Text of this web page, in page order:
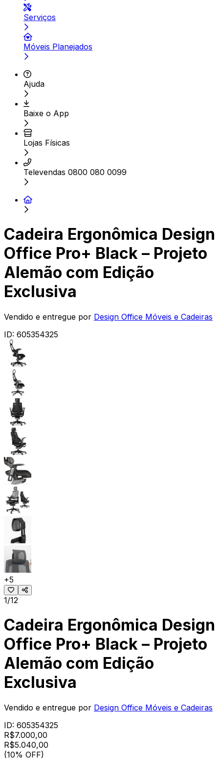
Serviços
Móveis Planejados
Ajuda
Baixe o App
Lojas Físicas
Televendas 0800 080 0099
Cadeira Ergonômica Design
Office Pro+ Black – Projeto
Alemão com Edição
Exclusiva
Vendido e entregue por Design Office Móveis e Cadeiras
ID: 605354325
+5
1/12
Cadeira Ergonômica Design
Office Pro+ Black – Projeto
Alemão com Edição
Exclusiva
Vendido e entregue por Design Office Móveis e Cadeiras
ID: 605354325
R$7.000,00
R$5.040,00
(10% OFF)